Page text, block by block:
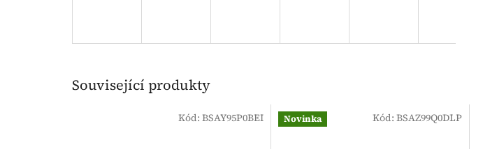
Související produkty
Kód: BSAY95P0BEI Novinka Kód: BSAZ99Q0DLP